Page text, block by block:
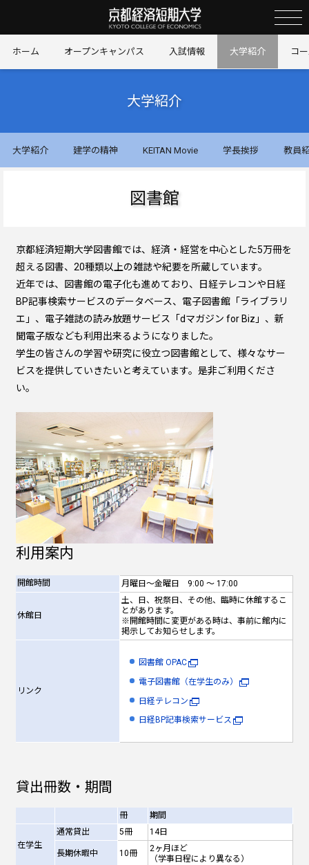
京
ホーム オープンキャンパス 入試情報 大学紹介 コ
大学紹介
大学紹介 建学の精神 KEITAN Movie 学長挨拶 教員
図書館
京都経済短期大学図書館では、経済・経営を中心とした5万冊を
超える図書、20種類以上の雑誌や紀要を所蔵しています。
近年では、図書館の電子化も進めており、日経テレコンや日経
BP記事検索サービスのデータベース、電子図書館「ライブラリ
エ」、電子雑誌の読み放題サービス「dマガジン for Biz」、新
聞電子版なども利用出来るようになりました。
学生の皆さんの学習や研究に役立つ図書館として、様々なサー
ビスを提供していきたいと考えています。是非ご利用くださ
い。
利用案内
開館時間 月曜日～金曜日 9:00 ～ 17:00
休館日
土、日、祝祭日、その他、臨時に休館するこ
とがあります。
※開館時間に変更がある時は、事前に館内に
掲示してお知らせします。
リンク
図書館 OPAC
電子図書館（在学生のみ）
日経テレコン
日経BP記事検索サービス
貸出冊数・期間
冊 期間
在学生
通常貸出 5冊 14日
長期休暇中 10冊
2ヶ月ほど
（学事日程により異なる）